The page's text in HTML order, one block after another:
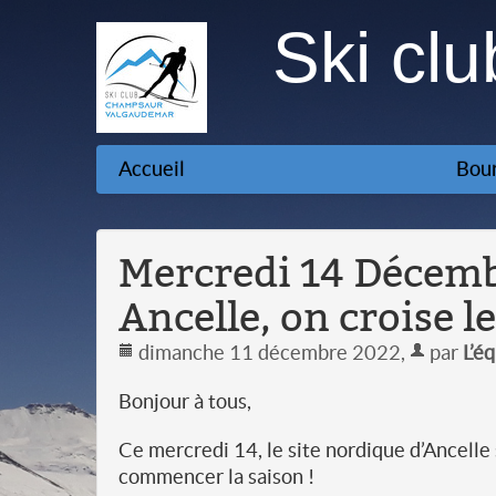
Ski
Accueil
Mercredi 14
Ancelle, on croise
dimanche 11 décembre 2022, par
Bonjour à tous,
Ce mercredi 14, le site nordique
commencer la saison !